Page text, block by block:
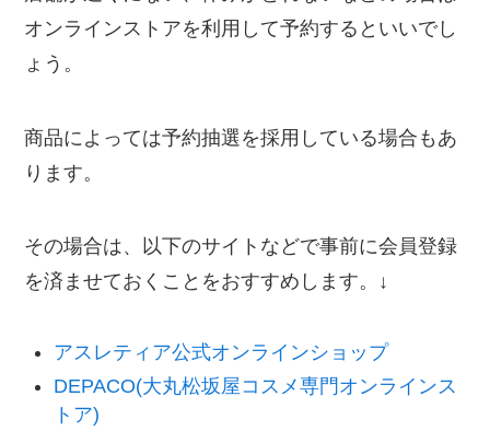
オンラインストアを利用して予約するといいでし
ょう。
商品によっては予約抽選を採用している場合もあ
ります。
その場合は、以下のサイトなどで事前に会員登録
を済ませておくことをおすすめします。↓
アスレティア公式オンラインショップ
DEPACO(大丸松坂屋コスメ専門オンラインス
トア)